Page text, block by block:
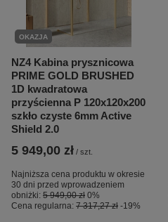
OKAZJA
NZ4 Kabina prysznicowa
PRIME GOLD BRUSHED
1D kwadratowa
przyścienna P 120x120x200
szkło czyste 6mm Active
Shield 2.0
5 949,00 zł / szt.
Najniższa cena produktu w okresie
30 dni przed wprowadzeniem
obniżki: 5 949,00 zł 0%
Cena regularna: 7 317,27 zł -19%